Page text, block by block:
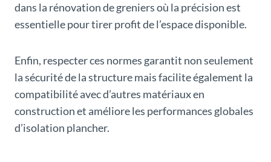
dans la rénovation de greniers où la précision est
essentielle pour tirer profit de l’espace disponible.
Enfin, respecter ces normes garantit non seulement
la sécurité de la structure mais facilite également la
compatibilité avec d’autres matériaux en
construction et améliore les performances globales
d’isolation plancher.